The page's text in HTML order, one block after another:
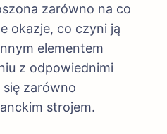
zarówno na co
okazje, co czyni ją
elementem
z odpowiednimi
zarówno
strojem.